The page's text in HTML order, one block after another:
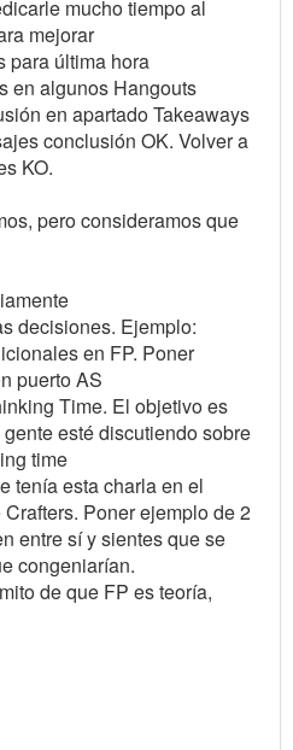
mucho tiempo al
mejorar
para última hora
en algunos Hangouts
en apartado Takeaways
conclusión OK. Volver a
KO.
pero consideramos que
decisiones. Ejemplo:
en FP. Poner
puerto AS
Time. El objetivo es
esté discutiendo sobre
time
tenía esta charla en el
Poner ejemplo de 2
entre sí y sientes que se
congeniarían.
de que FP es teoría,